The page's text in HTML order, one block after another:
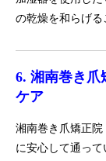
の乾燥を和らげる
6. 湘南巻き爪
ケア
湘南巻き爪矯正院
に安心して通っ